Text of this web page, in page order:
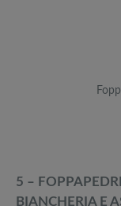
5 –
BIANCHERIA E